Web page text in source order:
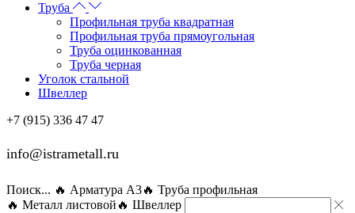
Труба
Профильная труба квадратная
Профильная труба прямоугольная
Труба оцинкованная
Труба черная
Уголок стальной
Швеллер
+7 (915) 336 47 47
info@istrametall.ru
Поиск... 🔥 Арматура А3🔥 Труба профильная
🔥 Металл листовой 🔥 Швеллер